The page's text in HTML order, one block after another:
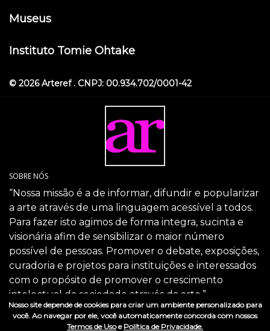
Museus
Instituto Tomie Ohtake
© 2026 Arteref . CNPJ: 00.934.702/0001-42
SOBRE NÓS
“Nossa missão é a de informar, difundir e popularizar
a arte através de uma linguagem acessível a todos.
Para fazer isto agimos de forma integra, sucinta e
visionária afim de sensibilizar o maior número
possível de pessoas. Promover o debate, exposições,
curadoria e projetos para instituições e interessados
com o propósito de promover o crescimento
intelectual da sociedade através da arte.”
SIGA-NOS
Nosso site depende de cookies para criar um ambiente personalizado para
você. Ao navegar por ele, você automaticamente concorda com nossos
Termos de Usoe Política de Privacidade.